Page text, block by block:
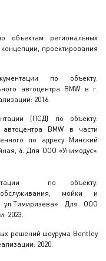
объектам региональных
проектирования
по объекту:
автоцентра BMW в г.
2016.
(ПСД) по объекту:
BMW в части
по адресу Минский
4. Для ООО «Унимодус».
по объекту:
мойки и
Для ООО
2023.
решений шоурума Bentley
2020.